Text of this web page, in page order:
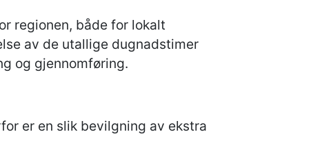
regionen, både for lokalt
av de utallige dugnadstimer
og gjennomføring.
er en slik bevilgning av ekstra